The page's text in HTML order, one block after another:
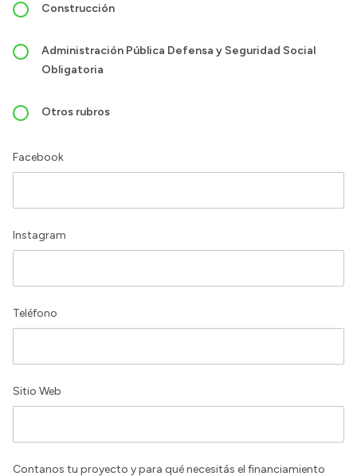
Construcción
Administración Pública Defensa y Seguridad Social
Obligatoria
Otros rubros
Facebook
Instagram
Teléfono
Sitio Web
Contanos tu proyecto y para qué necesitás el financiamiento